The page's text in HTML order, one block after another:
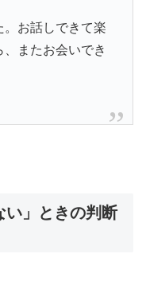
お話しできて楽
またお会いでき
い」ときの判断